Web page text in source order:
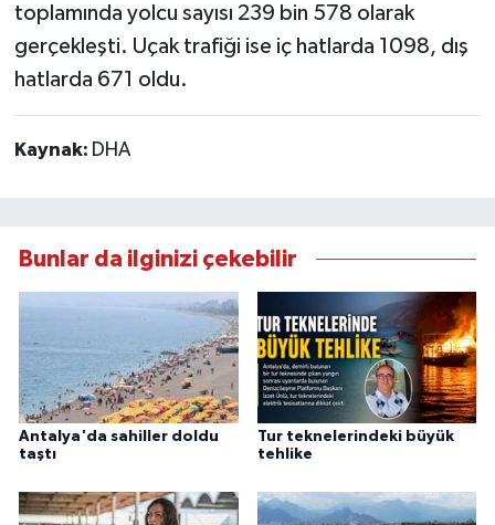
toplamında yolcu sayısı 239 bin 578 olarak
gerçekleşti. Uçak trafiği ise iç hatlarda 1098, dış
hatlarda 671 oldu.
Kaynak: DHA
Bunlar da ilginizi çekebilir
Antalya'da sahiller doldu
taştı
Tur teknelerindeki büyük
tehlike